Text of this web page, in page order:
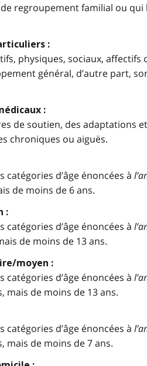
regroupement familial ou
:
physiques, sociaux, affectifs
général, d’autre part,
:
de soutien, des adaptations
chroniques ou aiguës.
d’âge énoncées à
de moins de 6 ans.
:
d’âge énoncées à
de moins de 13 ans.
moyen :
d’âge énoncées à
mais de moins de 13 ans.
d’âge énoncées à
mais de moins de 7 ans.